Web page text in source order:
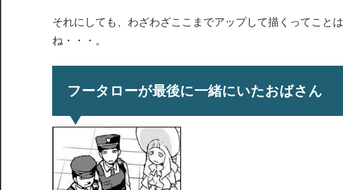
それにしても、わざわざここまでアップして描くってこと
ね・・・。
フータローが最後に一緒にいたおばさん